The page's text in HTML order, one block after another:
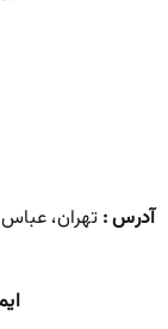
آدرس :تهران،